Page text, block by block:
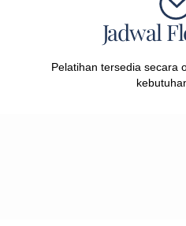
Jadwal
Pelatihan tersedia secara